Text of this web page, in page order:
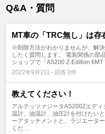
Q&A・質問
MT車の「TRC無し」は存
※削除方法がわかりませんが、解
したく質問します。 電装関係の部
ショップで「AS200 Z-Edition 6MT
2022年9月2日 - 回答 0件
教えてください！
アルテッツァジータAS200Zエデ
温計、油温計、油圧計を付けたい
ーアタッチメントと、ラジエータ
くだ ...